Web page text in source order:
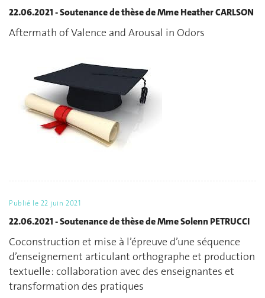
22.06.2021 - Soutenance de thèse de Mme Heather CARLSON
Aftermath of Valence and Arousal in Odors
Publié le 22 juin 2021
22.06.2021 - Soutenance de thèse de Mme Solenn PETRUCCI
Coconstruction et mise à l’épreuve d’une séquence
d’enseignement articulant orthographe et production
textuelle : collaboration avec des enseignantes et
transformation des pratiques